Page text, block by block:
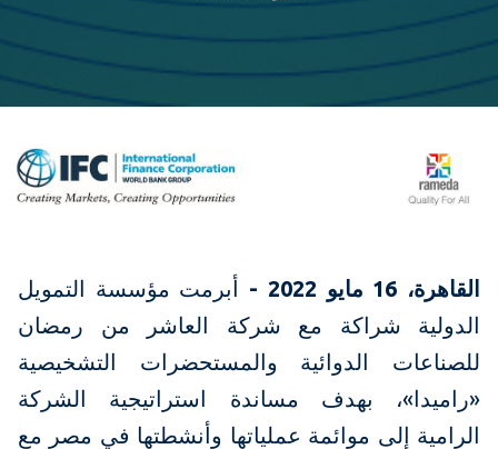
القاهرة، 16 مايو 2022 -
أبرمت مؤسسة التمويل
الدولية شراكة مع شركة العاشر من رمضان
للصناعات الدوائية والمستحضرات التشخيصية
«راميدا»، بهدف مساندة استراتيجية الشركة
الرامية إلى موائمة عملياتها وأنشطتها في مصر مع